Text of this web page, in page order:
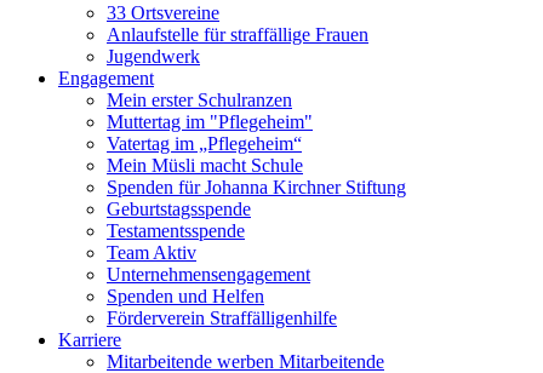
33 Ortsvereine
Anlaufstelle für straffällige Frauen
Jugendwerk
Engagement
Mein erster Schulranzen
Muttertag im "Pflegeheim"
Vatertag im „Pflegeheim“
Mein Müsli macht Schule
Spenden für Johanna Kirchner Stiftung
Geburtstagsspende
Testamentsspende
Team Aktiv
Unternehmensengagement
Spenden und Helfen
Förderverein Straffälligenhilfe
Karriere
Mitarbeitende werben Mitarbeitende